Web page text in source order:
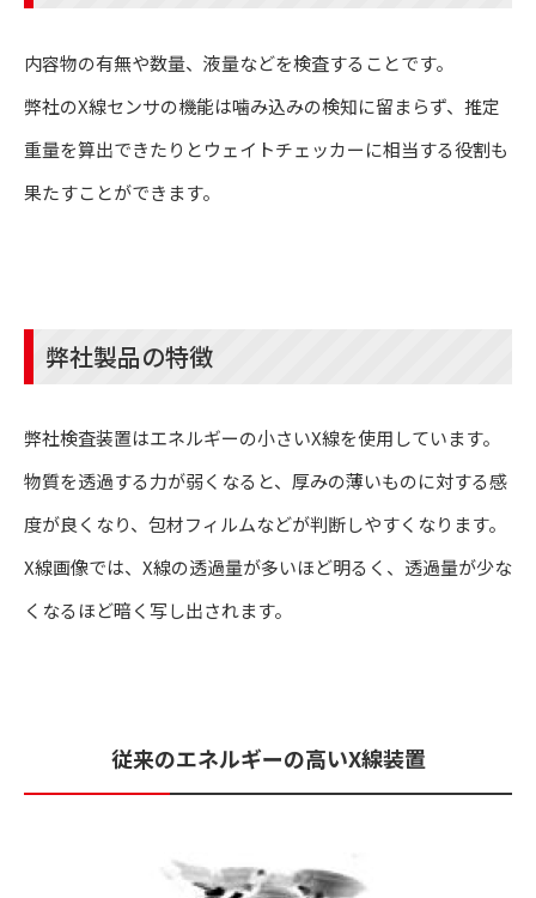
内容物の有無や数量、液量などを検査することです。
弊社のX線センサの機能は噛み込みの検知に留まらず、推定
重量を算出できたりとウェイトチェッカーに相当する役割も
果たすことができます。
弊社製品の特徴
弊社検査装置はエネルギーの小さいX線を使用しています。
物質を透過する力が弱くなると、厚みの薄いものに対する感
度が良くなり、包材フィルムなどが判断しやすくなります。
X線画像では、X線の透過量が多いほど明るく、透過量が少な
くなるほど暗く写し出されます。
従来のエネルギーの高いX線装置